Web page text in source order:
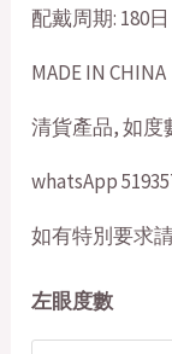
配戴周期: 180日
MADE IN CHINA
清貨產品, 如度
whatsApp
如有特別要求
左眼度數